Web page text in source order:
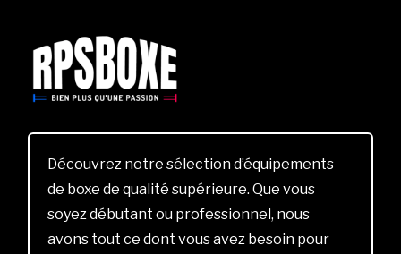
Découvrez notre sélection d’équipements
de boxe de qualité supérieure. Que vous
soyez débutant ou professionnel, nous
avons tout ce dont vous avez besoin pour